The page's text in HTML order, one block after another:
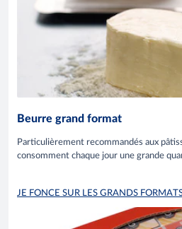
Beurre grand format
Particulièrement recommandés aux
consomment chaque jour une grande
JE FONCE SUR LES GRANDS